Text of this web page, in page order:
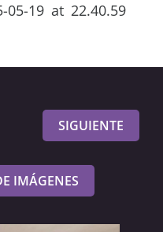
05-19 at 22.40.59
SIGUIENTE
IMÁGENES